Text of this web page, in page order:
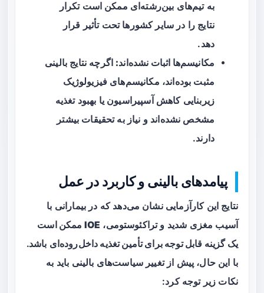
به تیم‌های بین‌رشته‌ای ممکن است تکرار
نتایج را در سایر کشورها تحت تأثیر قرار
دهد.
مکانیسم‌ها اثبات نشده‌اند: اگرچه نتایج بالینی
مثبت بوده‌اند، مکانیسم‌های فیزیولوژیک
زیربنایی کاهش آسپیراسیون یا بهبود تغذیه
مشخص نشده‌اند و نیاز به تحقیقات بیشتر
دارند.
پیامدهای بالینی و کاربرد در عمل
نتایج این کارآزمایی نشان می‌دهد که در بیمارانی با
آسیب مغزی شدید و تراکئوستومی،
IOE ممکن است
یک گزینه قابل توجه برای تأمین تغذیه داخل‌روده‌ای باشد.
با این حال، پیش از تغییر سیاست‌های بالینی باید به
نکات زیر توجه کرد: